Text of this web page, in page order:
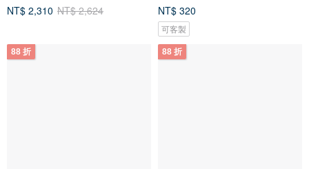
NT$ 2,310 NT$ 2,624
NT$ 320
可客製
88 折 88 折